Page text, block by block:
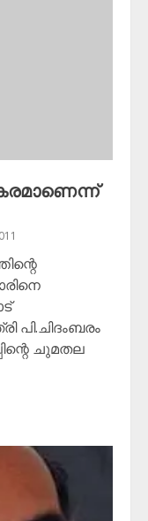
പി.ചിദംബരം
ചുമതല